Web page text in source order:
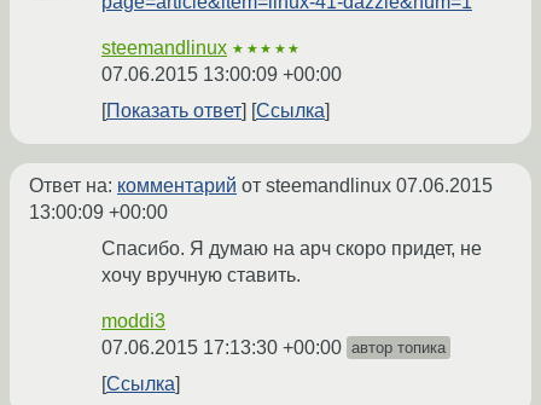
steemandlinux ★★★★★
07.06.2015 13:00:09 +00:00
Показать ответ
Ссылка
Ответ на: комментарий от steemandlinux 07.06.2015
13:00:09 +00:00
Спасибо. Я думаю на арч скоро придет, не
хочу вручную ставить.
moddi3
07.06.2015 17:13:30 +00:00 автор топика
Ссылка